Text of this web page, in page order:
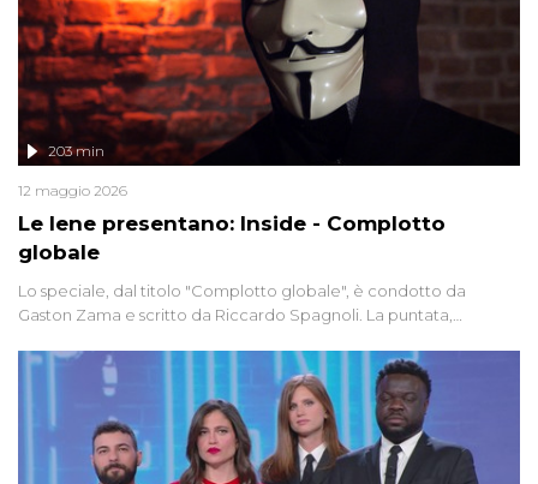
Le Iene presentano: Inside - Complotto
globale
203 min
12 maggio 2026
Lo speciale, dal titolo "Complotto globale", è condotto da
Gaston Zama e scritto da Riccardo Spagnoli. La puntata,
racconta l'universo delle narrazioni alternative, dei sospetti
globali e del complottismo che negli ultimi anni hanno invaso
social network, talk show, piazze digitali e immaginario collettivo.